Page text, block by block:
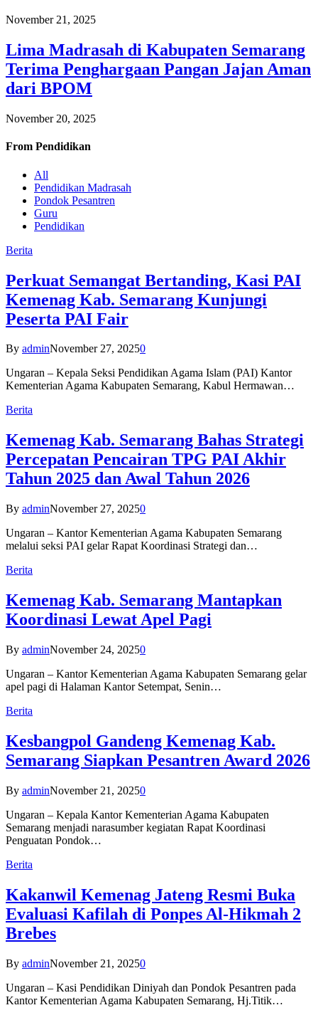
November 21, 2025
Lima Madrasah di Kabupaten Semarang
Terima Penghargaan Pangan Jajan Aman
dari BPOM
November 20, 2025
From Pendidikan
All
Pendidikan Madrasah
Pondok Pesantren
Guru
Pendidikan
Berita
Perkuat Semangat Bertanding, Kasi PAI
Kemenag Kab. Semarang Kunjungi
Peserta PAI Fair
By adminNovember 27, 20250
Ungaran – Kepala Seksi Pendidikan Agama Islam (PAI) Kantor
Kementerian Agama Kabupaten Semarang, Kabul Hermawan…
Berita
Kemenag Kab. Semarang Bahas Strategi
Percepatan Pencairan TPG PAI Akhir
Tahun 2025 dan Awal Tahun 2026
By adminNovember 27, 20250
Ungaran – Kantor Kementerian Agama Kabupaten Semarang
melalui seksi PAI gelar Rapat Koordinasi Strategi dan…
Berita
Kemenag Kab. Semarang Mantapkan
Koordinasi Lewat Apel Pagi
By adminNovember 24, 20250
Ungaran – Kantor Kementerian Agama Kabupaten Semarang gelar
apel pagi di Halaman Kantor Setempat, Senin…
Berita
Kesbangpol Gandeng Kemenag Kab.
Semarang Siapkan Pesantren Award 2026
By adminNovember 21, 20250
Ungaran – Kepala Kantor Kementerian Agama Kabupaten
Semarang menjadi narasumber kegiatan Rapat Koordinasi
Penguatan Pondok…
Berita
Kakanwil Kemenag Jateng Resmi Buka
Evaluasi Kafilah di Ponpes Al-Hikmah 2
Brebes
By adminNovember 21, 20250
Ungaran – Kasi Pendidikan Diniyah dan Pondok Pesantren pada
Kantor Kementerian Agama Kabupaten Semarang, Hj.Titik…